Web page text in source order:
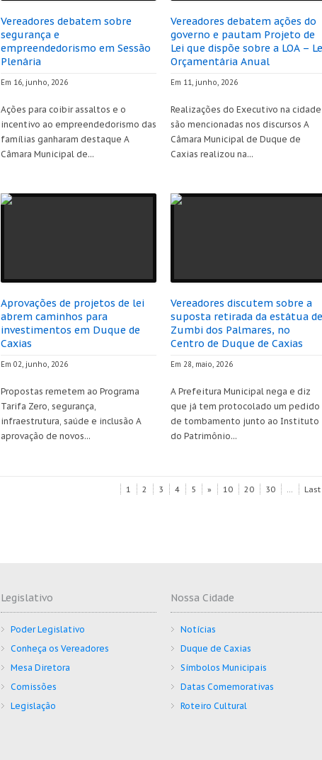
Vereadores debatem sobre
segurança e
empreendedorismo em Sessão
Plenária
Em 16, junho, 2026
Ações para coibir assaltos e o
incentivo ao empreendedorismo das
famílias ganharam destaque A
Câmara Municipal de...
Vereadores debatem ações do
governo e pautam Projeto de
Lei que dispõe sobre a LOA –
Orçamentária Anual
Em 11, junho, 2026
Realizações do Executivo na cidade
são mencionadas nos discursos A
Câmara Municipal de Duque de
Caxias realizou na...
Aprovações de projetos de lei
abrem caminhos para
investimentos em Duque de
Caxias
Em 02, junho, 2026
Propostas remetem ao Programa
Tarifa Zero, segurança,
infraestrutura, saúde e inclusão A
aprovação de novos...
Vereadores discutem sobre a
suposta retirada da estátua de
Zumbi dos Palmares, no
Centro de Duque de Caxias
Em 28, maio, 2026
A Prefeitura Municipal nega e diz
que já tem protocolado um pedido
de tombamento junto ao Instituto
do Patrimônio...
1 2 3 4 5 » 10 20 30 ... Last
Legislativo
Poder Legislativo
Conheça os Vereadores
Mesa Diretora
Comissões
Legislação
Nossa Cidade
Notícias
Duque de Caxias
Símbolos Municipais
Datas Comemorativas
Roteiro Cultural